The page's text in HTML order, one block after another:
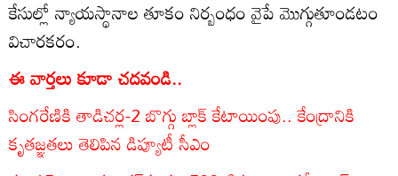
కేసుల్లో న్యాయస్థానాల తూకం నిర్బంధం వైపే మొగ్గుతూండటం
విచారకరం.
ఈ వార్తలు కూడా చదవండి..
సింగరేణికి తాడిచర్ల-2 బొగ్గు బ్లాక్‌ కేటాయింపు.. కేంద్రానికి
కృతజ్ఞతలు తెలిపిన డిప్యూటీ సీఎం